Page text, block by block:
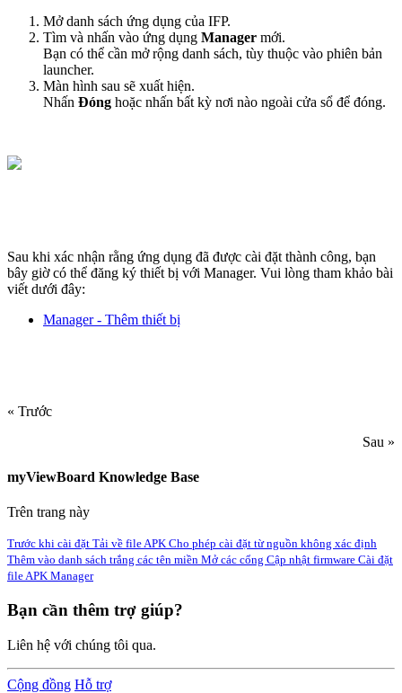
Mở danh sách ứng dụng của IFP.
Tìm và nhấn vào ứng dụng Manager mới.
Bạn có thể cần mở rộng danh sách, tùy thuộc vào phiên bản
launcher.
Màn hình sau sẽ xuất hiện.
Nhấn Đóng hoặc nhấn bất kỳ nơi nào ngoài cửa sổ để đóng.
Sau khi xác nhận rằng ứng dụng đã được cài đặt thành công, bạn
bây giờ có thể đăng ký thiết bị với Manager. Vui lòng tham khảo bài
viết dưới đây:
Manager - Thêm thiết bị
« Trước
Sau »
myViewBoard Knowledge Base
Trên trang này
Trước khi cài đặt Tải về file APK Cho phép cài đặt từ nguồn không xác định
Thêm vào danh sách trắng các tên miền Mở các cổng Cập nhật firmware Cài đặt
file APK Manager
Bạn cần thêm trợ giúp?
Liên hệ với chúng tôi qua.
Cộng đồng Hỗ trợ